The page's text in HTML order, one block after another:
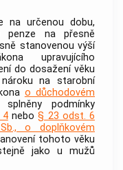
na určenou dobu,
penze na přesně
stanovenou výší
upravujícího
do dosažení věku
na starobní
o důchodovém
podmínky
4nebo§ 23 odst. 6
o doplňkovém
tohoto věku
jako u mužů